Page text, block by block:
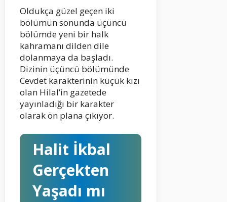
Oldukça güzel geçen iki
bölümün sonunda üçüncü
bölümde yeni bir halk
kahramanı dilden dile
dolanmaya da başladı.
Dizinin üçüncü bölümünde
Cevdet karakterinin küçük kızı
olan Hilal’in gazetede
yayınladığı bir karakter
olarak ön plana çıkıyor.
Halit İkbal
Gerçekten
Yaşadı mı